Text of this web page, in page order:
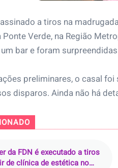
a tiros na
Verde, na Região
bar e foram
preliminares, o casal
disparos. Ainda não há
da FDN é executado a tiros
de clínica de estética no